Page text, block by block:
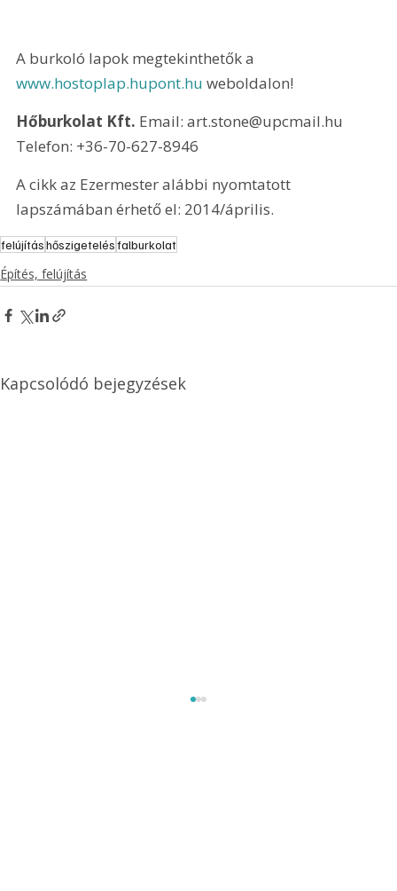
A burkoló lapok megtekinthetők a
www.hostoplap.hupont.hu weboldalon!
Hőburkolat Kft. Email: art.stone@upcmail.hu
Telefon: +36-70-627-8946
A cikk az Ezermester alábbi nyomtatott
lapszámában érhető el: 2014/április.
felújításhőszigetelésfalburkolat
Építés, felújítás
Kapcsolódó bejegyzések